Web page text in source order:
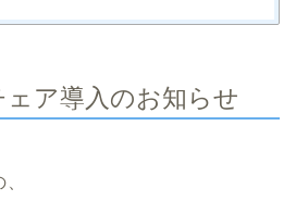
ア導入のお知らせ